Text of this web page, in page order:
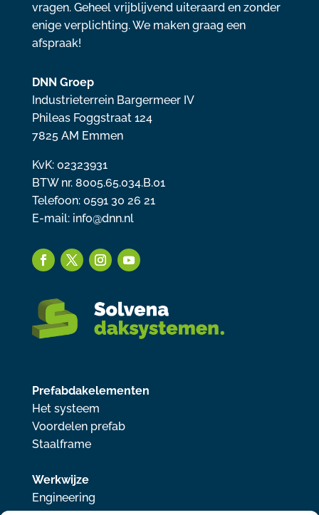
vragen. Geheel vrijblijvend uiteraard en zonder
enige verplichting. We maken graag een
afspraak!
DNN Groep
Industrieterrein Bargermeer IV
Phileas Foggstraat 124
7825 AM Emmen
KvK: 02323931
BTW nr. 8005.65.034.B.01
Telefoon: 0591 30 26 21
E-mail: info@dnn.nl
Prefabdakelementen
Het systeem
Voordelen prefab
Staalframe
Werkwijze
Engineering